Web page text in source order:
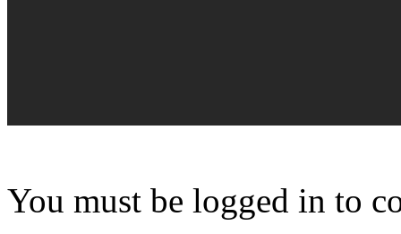
You must be logged in to